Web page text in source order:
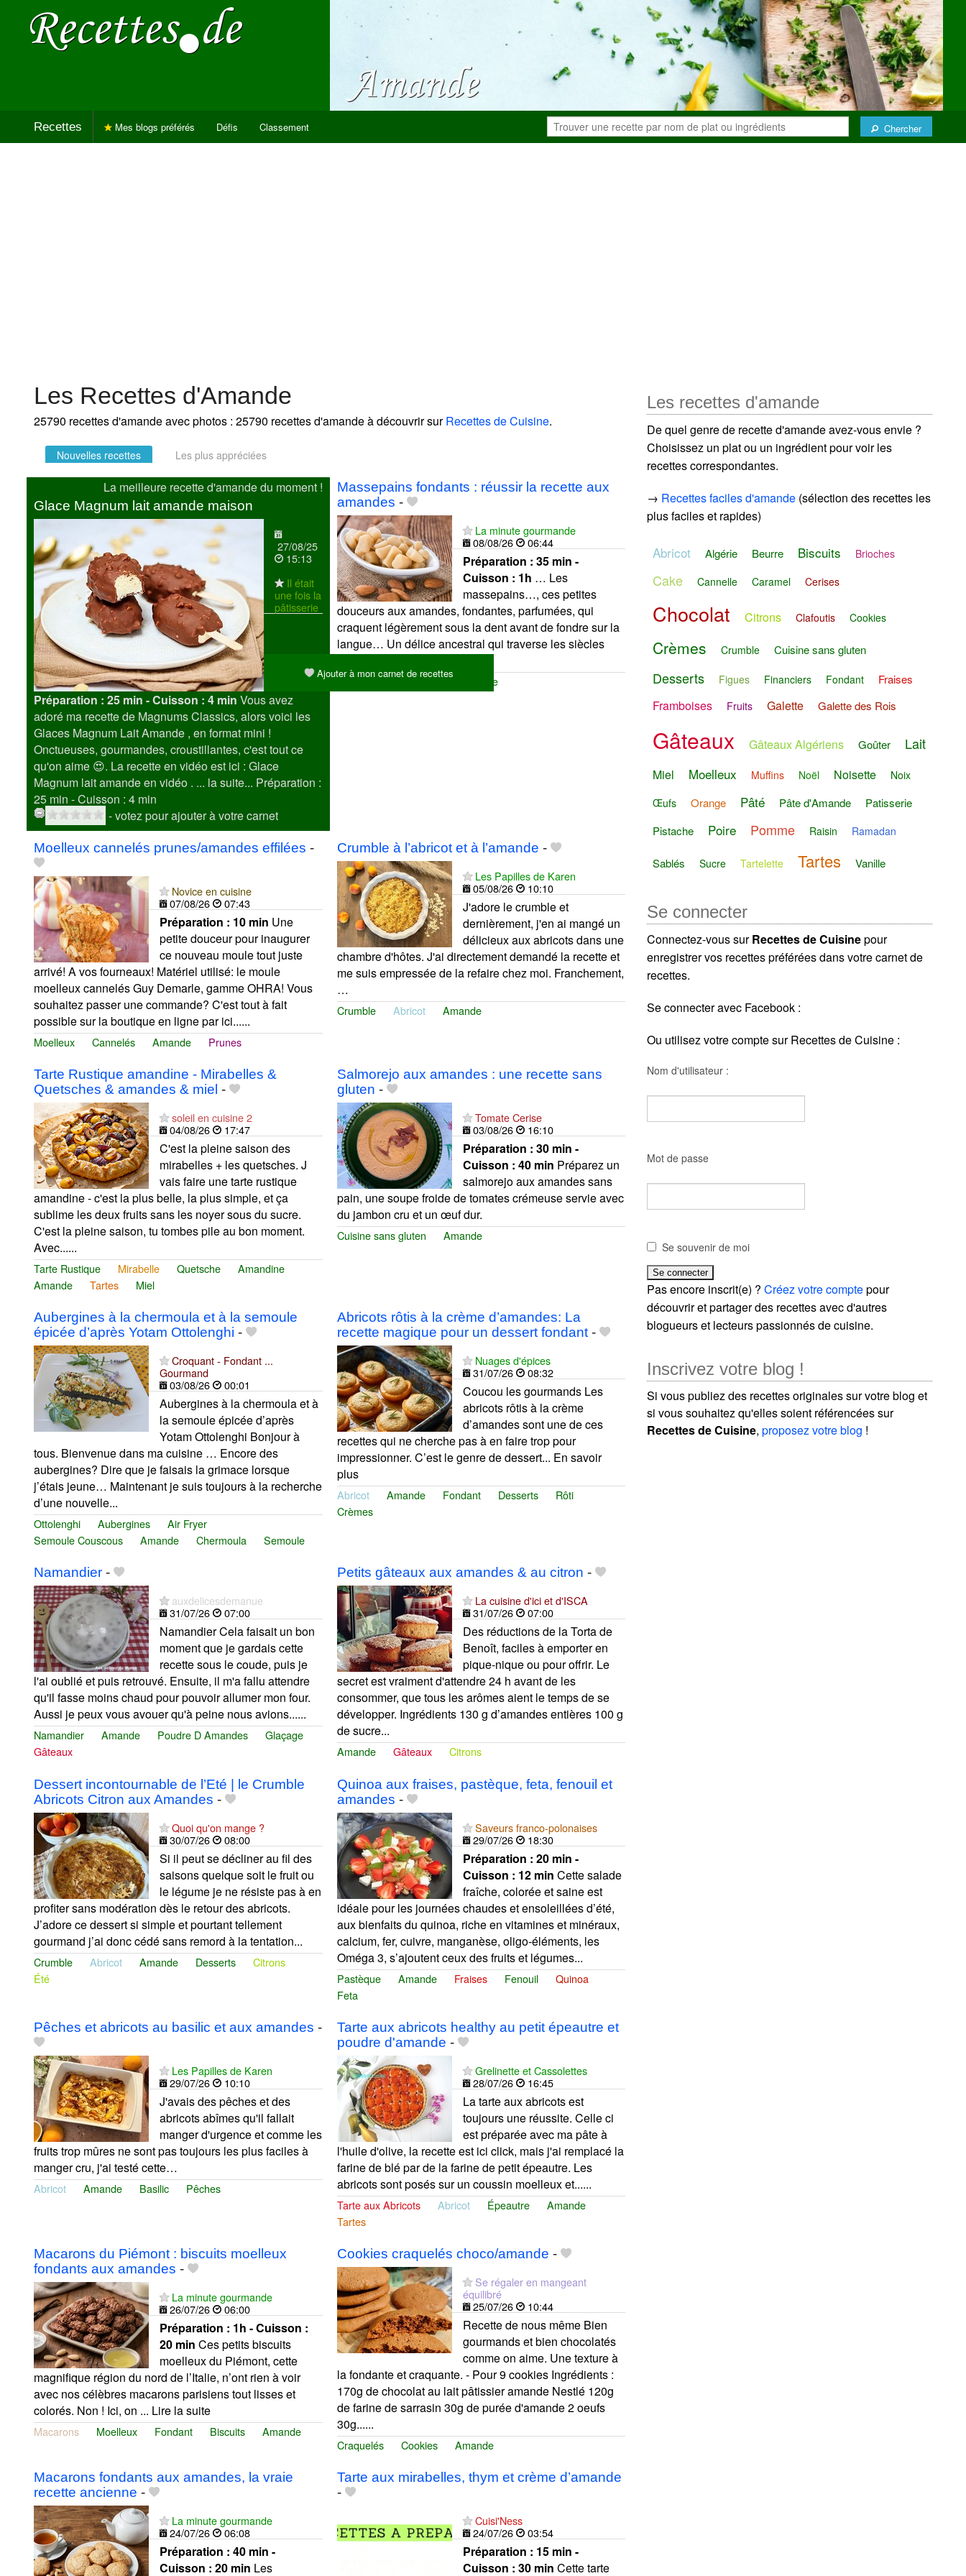
Recettes Chercher
Mes blogs préférés Défis Classement
Les Recettes d'Amande
25790 recettes d'amande avec photos : 25790 recettes d'amande à découvrir surRecettes de Cuisine.
Nouvelles recettes Les plus appréciées
La meilleure recette d'amande du moment !
Glace Magnum lait amande maison
Ajouter à mon carnet de recettes
27/08/25
15:13
Il était
une fois la
pâtisserie
Préparation : 25 min - Cuisson : 4 min Vous avez
adoré ma recette de Magnums Classics, alors voici les
Glaces Magnum Lait Amande , en format mini !
Onctueuses, gourmandes, croustillantes, c'est tout ce
qu'on aime 😍. La recette en vidéo est ici : Glace
Magnum lait amande en vidéo . ... la suite... Préparation :
25 min - Cuisson : 4 min
- votez pour ajouter à votre carnet
Massepains fondants : réussir la recette aux
amandes -
La minute gourmande
08/08/26
06:44
Préparation : 35 min -
Cuisson : 1h … Les
massepains…, ces petites
douceurs aux amandes, fondantes, parfumées, qui
craquent légèrement sous la dent avant de fondre sur la
langue… Un délice ancestral qui traverse les siècles
Massepain Fondant Amande
Moelleux cannelés prunes/amandes effilées -
Novice en cuisine
07/08/26
07:43
Préparation : 10 min Une
petite douceur pour inaugurer
ce nouveau moule tout juste
arrivé! A vos fourneaux! Matériel utilisé: le moule
moelleux cannelés Guy Demarle, gamme OHRA! Vous
souhaitez passer une commande? C'est tout à fait
possible sur la boutique en ligne par ici......
Moelleux Cannelés Amande Prunes
Crumble à l’abricot et à l’amande -
Les Papilles de Karen
05/08/26
10:10
J'adore le crumble et
dernièrement, j'en ai mangé un
délicieux aux abricots dans une
chambre d'hôtes. J'ai directement demandé la recette et
me suis empressée de la refaire chez moi. Franchement,
…
Crumble Abricot Amande
Tarte Rustique amandine - Mirabelles &
Quetsches & amandes & miel -
soleil en cuisine 2
04/08/26
17:47
C'est la pleine saison des
mirabelles + les quetsches. J
vais faire une tarte rustique
amandine - c'est la plus belle, la plus simple, et ça
sublime les deux fruits sans les noyer sous du sucre.
C'est la pleine saison, tu tombes pile au bon moment.
Avec......
Tarte Rustique Mirabelle Quetsche
Amandine
Amande
Tartes Miel
Salmorejo aux amandes : une recette sans
gluten -
Tomate Cerise
03/08/26
16:10
Préparation : 30 min -
Cuisson : 40 min Préparez un
salmorejo aux amandes sans
pain, une soupe froide de tomates crémeuse servie avec
du jambon cru et un œuf dur.
Cuisine sans gluten Amande
Aubergines à la chermoula et à la semoule
épicée d’après Yotam Ottolenghi -
Croquant - Fondant ...
Gourmand
03/08/26
00:01
Aubergines à la chermoula et à
la semoule épicée d’après
Yotam Ottolenghi Bonjour à
tous. Bienvenue dans ma cuisine … Encore des
aubergines? Dire que je faisais la grimace lorsque
j’étais jeune… Maintenant je suis toujours à la recherche
d’une nouvelle...
Ottolenghi Aubergines
Air Fryer
Semoule Couscous
Amande Chermoula Semoule
Abricots rôtis à la crème d’amandes: La
recette magique pour un dessert fondant-
Nuages d'épices
31/07/26
08:32
Coucou les gourmands Les
abricots rôtis à la crème
d’amandes sont une de ces
recettes qui ne cherche pas à en faire trop pour
impressionner. C’est le genre de dessert... En savoir
plus
Abricot Amande Fondant Desserts
Rôti
Crèmes
Namandier -
auxdelicesdemanue
31/07/26
07:00
Namandier Cela faisait un bon
moment que je gardais cette
recette sous le coude, puis je
l'ai oublié et puis retrouvé. Ensuite, il m'a fallu attendre
qu'il fasse moins chaud pour pouvoir allumer mon four.
Aussi je peux vous avouer qu'à peine nous avions......
Namandier Amande Poudre D Amandes
Glaçage
Gâteaux
Petits gâteaux aux amandes & au citron -
La cuisine d'ici et d'ISCA
31/07/26
07:00
Des réductions de la Torta de
Benoît, faciles à emporter en
pique-nique ou pour offrir. Le
secret est vraiment d'attendre 24 h avant de les
consommer, que tous les arômes aient le temps de se
développer. Ingrédients 130 g d’amandes entières 100 g
de sucre...
Amande Gâteaux Citrons
Dessert incontournable de l’Eté | le Crumble
Abricots Citron aux Amandes -
Quoi qu'on mange ?
30/07/26
08:00
Si il peut se décliner au fil des
saisons quelque soit le fruit ou
le légume je ne résiste pas à en
profiter sans modération dès le retour des abricots.
J’adore ce dessert si simple et pourtant tellement
gourmand j’ai donc cédé sans remord à la tentation...
Crumble Abricot Amande Desserts
Citrons
Été
Quinoa aux fraises, pastèque, feta, fenouil et
amandes -
Saveurs franco-polonaises
29/07/26
18:30
Préparation : 20 min -
Cuisson : 12 min Cette salade
fraîche, colorée et saine est
idéale pour les journées chaudes et ensoleillées d’été,
aux bienfaits du quinoa, riche en vitamines et minéraux,
calcium, fer, cuivre, manganèse, oligo-éléments, les
Oméga 3, s’ajoutent ceux des fruits et légumes...
Pastèque Amande Fraises Fenouil
Quinoa
Feta
Pêches et abricots au basilic et aux amandes -
Les Papilles de Karen
29/07/26
10:10
J'avais des pêches et des
abricots abîmes qu'il fallait
manger d'urgence et comme les
fruits trop mûres ne sont pas toujours les plus faciles à
manger cru, j'ai testé cette…
Abricot Amande Basilic Pêches
Tarte aux abricots healthy au petit épeautre et
poudre d'amande -
Grelinette et Cassolettes
28/07/26
16:45
La tarte aux abricots est
toujours une réussite. Celle ci
est préparée avec ma pâte à
l'huile d'olive, la recette est ici click, mais j'ai remplacé la
farine de blé par de la farine de petit épeautre. Les
abricots sont posés sur un coussin moelleux et......
Tarte aux Abricots Abricot Épeautre
Amande
Tartes
Macarons du Piémont : biscuits moelleux
fondants aux amandes -
La minute gourmande
26/07/26
06:00
Préparation : 1h - Cuisson :
20 min Ces petits biscuits
moelleux du Piémont, cette
magnifique région du nord de l’Italie, n’ont rien à voir
avec nos célèbres macarons parisiens tout lisses et
colorés. Non ! Ici, on ... Lire la suite
Macarons Moelleux Fondant Biscuits Amande
Cookies craquelés choco/amande -
Se régaler en mangeant
équilibré
25/07/26
10:44
Recette de nous même Bien
gourmands et bien chocolatés
comme on aime. Une texture à
la fondante et craquante. - Pour 9 cookies Ingrédients :
170g de chocolat au lait pâtissier amande Nestlé 120g
de farine de sarrasin 30g de purée d'amande 2 oeufs
30g......
Craquelés Cookies Amande
Macarons fondants aux amandes, la vraie
recette ancienne -
La minute gourmande
24/07/26
06:08
Préparation : 40 min -
Cuisson : 20 min Les
Tarte aux mirabelles, thym et crème d’amande
-
Cuisi'Ness
24/07/26
03:54
Préparation : 15 min -
Cuisson : 30 min Cette tarte
Les recettes d'amande
De quel genre de recette d'amande avez-vous envie ?
Choisissez un plat ou un ingrédient pour voir les
recettes correspondantes.
→ Recettes faciles d'amande (sélection des recettes les
plus faciles et rapides)
Abricot Algérie Beurre Biscuits Brioches
Cake Cannelle Caramel Cerises
Chocolat Citrons Clafoutis Cookies
Crèmes Crumble Cuisine sans gluten
Desserts Figues Financiers Fondant Fraises
Framboises Fruits Galette Galette des Rois
Gâteaux Gâteaux Algériens Goûter Lait
Miel Moelleux Muffins Noël Noisette
Noix
Œufs
Orange Pâté Pâte d'Amande
Patisserie
Pistache
Poire Pomme Raisin Ramadan
Sablés Sucre Tartelette Tartes Vanille
Se connecter
Connectez-vous surRecettes de Cuisinepour
enregistrer vos recettes préférées dans votre carnet de
recettes.
Se connecter avec Facebook :
Ou utilisez votre compte sur Recettes de Cuisine :
Nom d'utilisateur :
Mot de passe
Se souvenir de moi
Pas encore inscrit(e) ?Créez votre comptepour
découvrir et partager des recettes avec d'autres
blogueurs et lecteurs passionnés de cuisine.
Inscrivez votre blog !
Si vous publiez des recettes originales sur votre blog et
si vous souhaitez qu'elles soient référencées sur
Recettes de Cuisine,proposez votre blog !